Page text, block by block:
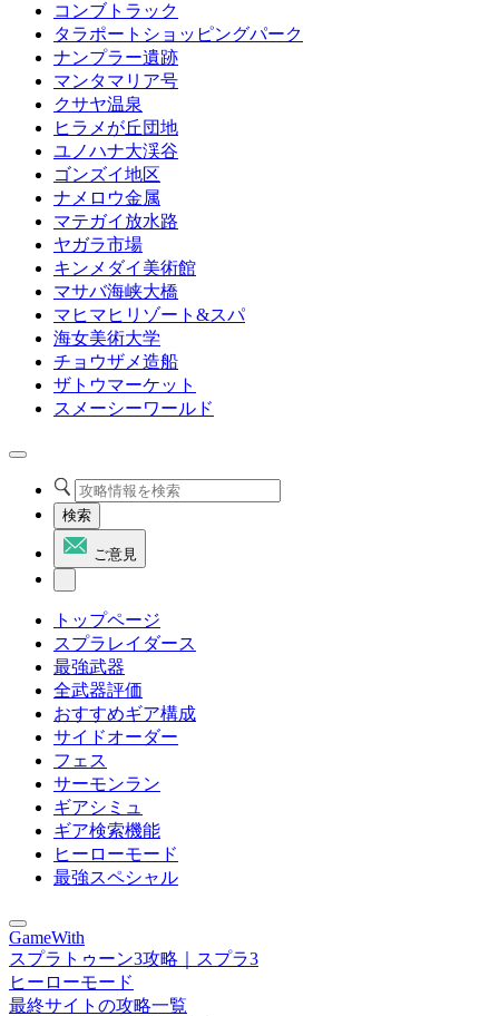
コンブトラック
タラポートショッピングパーク
ナンプラー遺跡
マンタマリア号
クサヤ温泉
ヒラメが丘団地
ユノハナ大渓谷
ゴンズイ地区
ナメロウ金属
マテガイ放水路
ヤガラ市場
キンメダイ美術館
マサバ海峡大橋
マヒマヒリゾート&スパ
海女美術大学
チョウザメ造船
ザトウマーケット
スメーシーワールド
検索
ご意見
トップページ
スプラレイダース
最強武器
全武器評価
おすすめギア構成
サイドオーダー
フェス
サーモンラン
ギアシミュ
ギア検索機能
ヒーローモード
最強スペシャル
GameWith
スプラトゥーン3攻略｜スプラ3
ヒーローモード
最終サイトの攻略一覧